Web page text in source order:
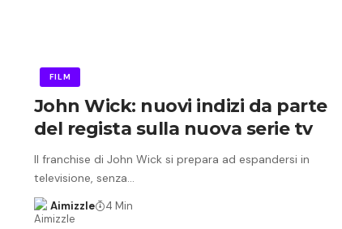
FILM
John Wick: nuovi indizi da parte
del regista sulla nuova serie tv
Il franchise di John Wick si prepara ad espandersi in
televisione, senza…
Aimizzle 4 Min